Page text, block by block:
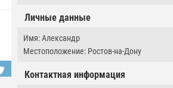
Личные данные
Имя: Александр
Местоположение: Ростов-на-Дону
Контактная информация